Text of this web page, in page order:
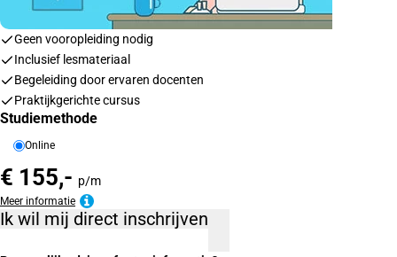
Geen vooropleiding nodig
Inclusief lesmateriaal
Begeleiding door ervaren docenten
Praktijkgerichte cursus
Studiemethode
Online
€ 155,- p/m
Meer informatie
Ik wil mij direct inschrijven